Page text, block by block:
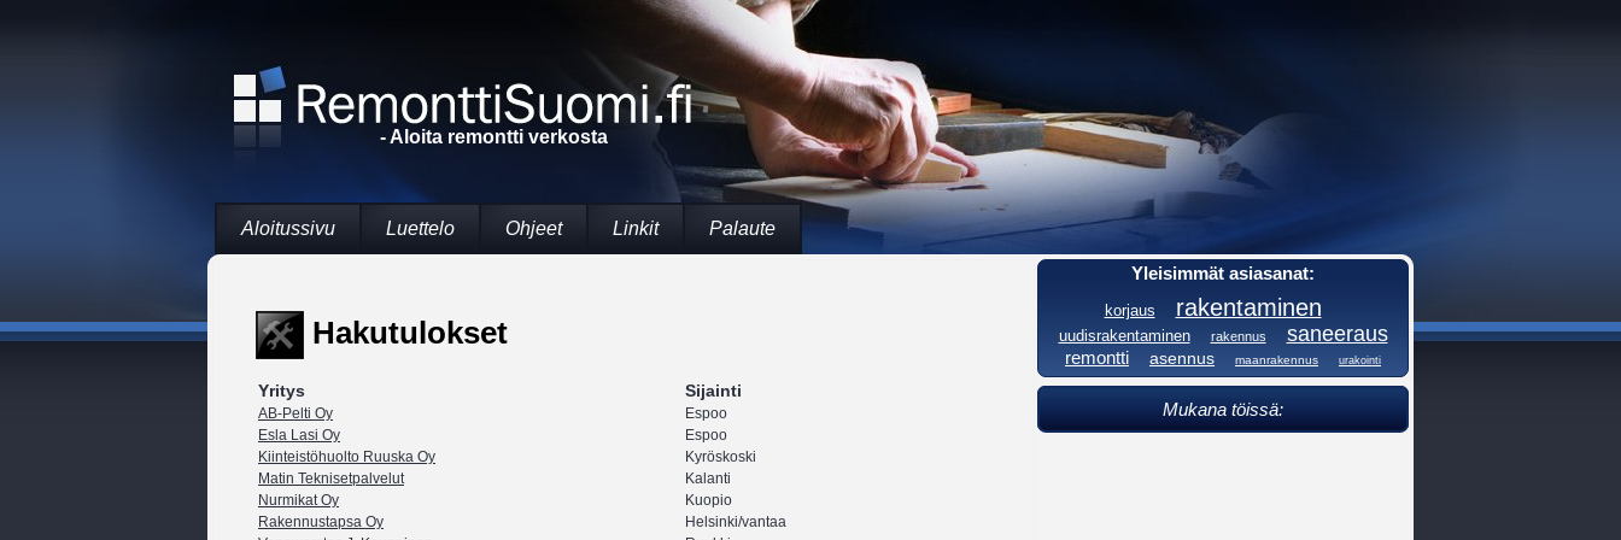
- Aloita remontti verkosta
Aloitussivu Luettelo Ohjeet Linkit Palaute
Hakutulokset
Yritys Sijainti
AB-Pelti Oy
Espoo
Esla Lasi Oy
Espoo
Kiinteistöhuolto Ruuska Oy
Kyröskoski
Matin Teknisetpalvelut
Kalanti
Nurmikat Oy
Kuopio
Rakennustapsa Oy
Helsinki/vantaa
Yleisimmät asiasanat:
korjaus rakentaminen
uudisrakentaminen rakennus saneeraus
remontti asennus maanrakennus urakointi
Mukana töissä: